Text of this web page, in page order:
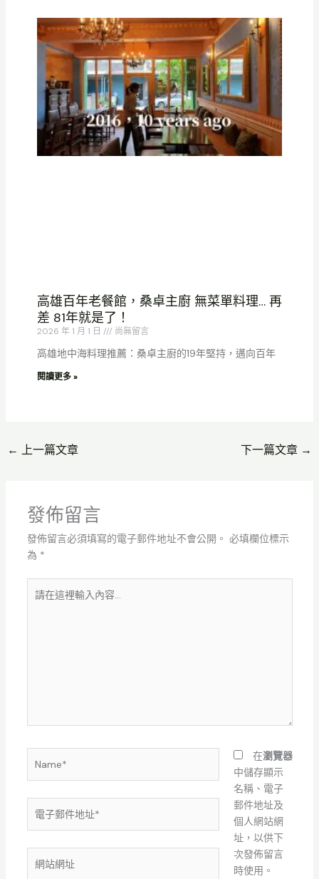
高雄百年老餐館，桑卓主廚 無菜單料理… 再
差 81年就是了！
2026 年 1 月 1 日 尚無留言
高雄地中海料理推薦：桑卓主廚的19年堅持，邁向百年
閱讀更多 »
← 上一篇文章 下一篇文章 →
發佈留言
發佈留言必須填寫的電子郵件地址不會公開。 必填欄位標示
為 *
在
地
站
在瀏覽器
中儲存顯示
名稱、電子
郵件地址及
個人網站網
址，以供下
次發佈留言
時使用。